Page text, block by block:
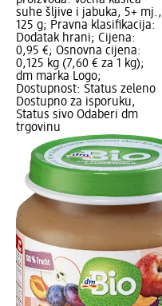
suhe šljive i jabuka, 5+ mj.,
125 g; Pravna klasifikacija:
Dodatak hrani; Cijena:
0,95 €; Osnovna cijena:
0,125 kg (7,60 € za 1 kg);
dm marka Logo;
Dostupnost: Status zeleno
Dostupno za isporuku,
Status sivo Odaberi dm
trgovinu